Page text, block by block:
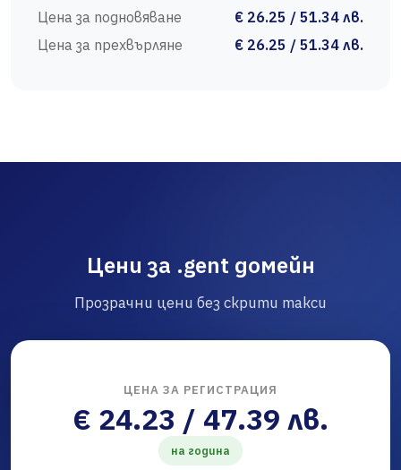
Цена за подновяване
€ 26.25 / 51.34 лв.
Цена за прехвърляне
€ 26.25 / 51.34 лв.
Цени за .gent домейн
Прозрачни цени без скрити такси
ЦЕНА ЗА РЕГИСТРАЦИЯ
€ 24.23 / 47.39 лв.
на година